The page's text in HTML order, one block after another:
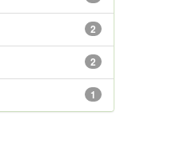
2
2
1